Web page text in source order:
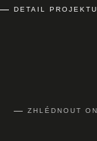
DETAIL PROJEKTU
ZHLÉDNOUT